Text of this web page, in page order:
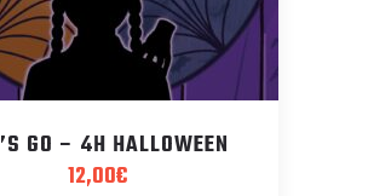
GO – 4H HALLOWEEN
12,00€